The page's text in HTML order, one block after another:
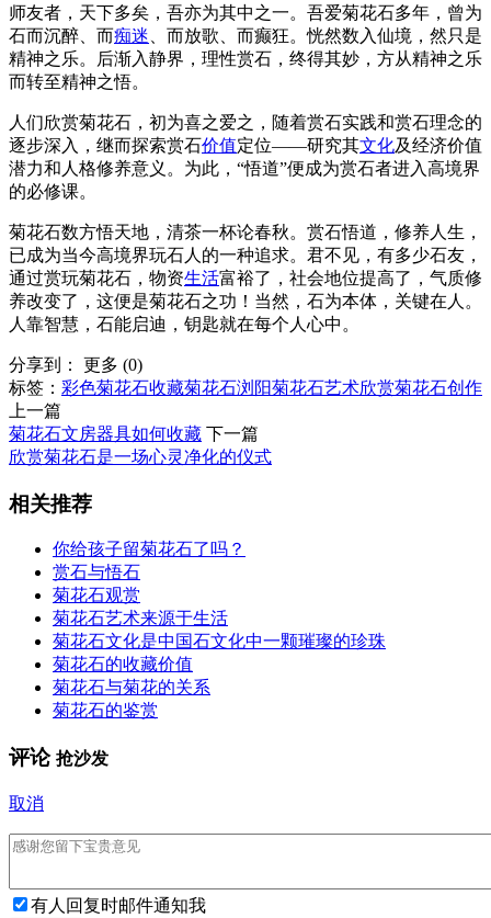
师友者，天下多矣，吾亦为其中之一。吾爱菊花石多年，曾为
石而沉醉、而痴迷 、而放歌、而癫狂。恍然数入仙境，然只是
精神之乐。后渐入静界，理性赏石，终得其妙，方从精神之乐
而转至精神之悟。
人们欣赏菊花石，初为喜之爱之，随着赏石实践和赏石理念的
逐步深入，继而探索赏石价值定位——研究其文化及经济价值
潜力和人格修养意义。为此，“悟道”便成为赏石者进入高境界
的必修课。
菊花石数方悟天地，清茶一杯论春秋。赏石悟道，修养人生，
已成为当今高境界玩石人的一种追求。君不见，有多少石友，
通过赏玩菊花石，物资生活富裕了，社会地位提高了，气质修
养改变了，这便是菊花石之功！当然，石为本体，关键在人。
人靠智慧，石能启迪，钥匙就在每个人心中。
分享到： 更多 (0)
标签： 彩色菊花石收藏菊花石浏阳菊花石艺术欣赏菊花石创作
上一篇
菊花石文房器具如何收藏 下一篇
欣赏菊花石是一场心灵净化的仪式
相关推荐
你给孩子留菊花石了吗？
赏石与悟石
菊花石观赏
菊花石艺术来源于生活
菊花石文化是中国石文化中一颗璀璨的珍珠
菊花石的收藏价值
菊花石与菊花的关系
菊花石的鉴赏
评论 抢沙发
取消
有人回复时邮件通知我